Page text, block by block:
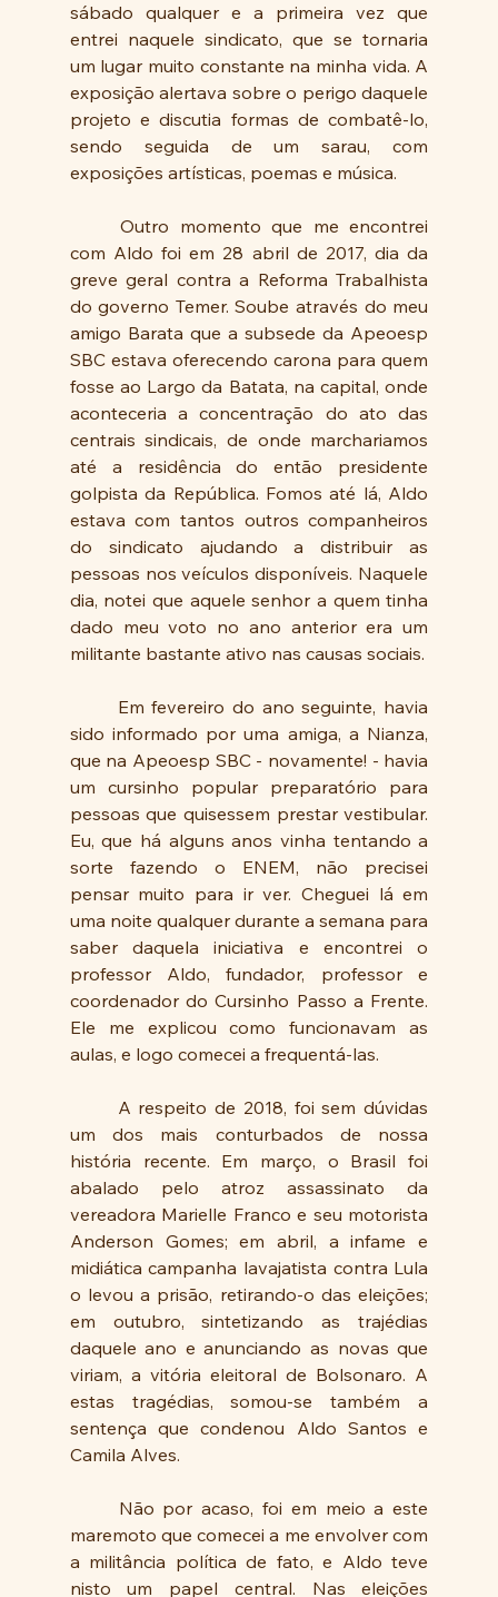
sábado qualquer e a primeira vez que
entrei naquele sindicato, que se tornaria
um lugar muito constante na minha vida. A
exposição alertava sobre o perigo daquele
projeto e discutia formas de combatê-lo,
sendo seguida de um sarau, com
exposições artísticas, poemas e música.
	Outro momento que me encontrei
com Aldo foi em 28 abril de 2017, dia da
greve geral contra a Reforma Trabalhista
do governo Temer. Soube através do meu
amigo Barata que a subsede da Apeoesp
SBC estava oferecendo carona para quem
fosse ao Largo da Batata, na capital, onde
aconteceria a concentração do ato das
centrais sindicais, de onde marchariamos
até a residência do então presidente
golpista da República. Fomos até lá, Aldo
estava com tantos outros companheiros
do sindicato ajudando a distribuir as
pessoas nos veículos disponíveis. Naquele
dia, notei que aquele senhor a quem tinha
dado meu voto no ano anterior era um
militante bastante ativo nas causas sociais.
sido informado por uma amiga, a Nianza,
que na Apeoesp SBC - novamente! - havia
um cursinho popular preparatório para
pessoas que quisessem prestar vestibular.
Eu, que há alguns anos vinha tentando a
sorte fazendo o ENEM, não precisei
pensar muito para ir ver. Cheguei lá em
uma noite qualquer durante a semana para
saber daquela iniciativa e encontrei o
professor Aldo, fundador, professor e
coordenador do Cursinho Passo a Frente.
Ele me explicou como funcionavam as
aulas, e logo comecei a frequentá-las.
um dos mais conturbados de nossa
história recente. Em março, o Brasil foi
abalado pelo atroz assassinato da
vereadora Marielle Franco e seu motorista
Anderson Gomes; em abril, a infame e
midiática campanha lavajatista contra Lula
o levou a prisão, retirando-o das eleições;
em outubro, sintetizando as trajédias
daquele ano e anunciando as novas que
viriam, a vitória eleitoral de Bolsonaro. A
estas tragédias, somou-se também a
sentença que condenou Aldo Santos e
Camila Alves.
maremoto que comecei a me envolver com
a militância política de fato, e Aldo teve
nisto um papel central. Nas eleições